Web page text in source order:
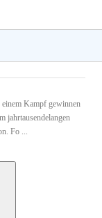
Kampf gewinnen
jahrtausendelangen
Fo ...